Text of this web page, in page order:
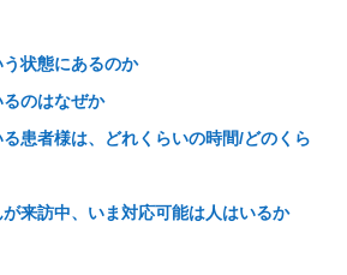
状態にあるのか
のはなぜか
患者様は、どれくらいの時間/どのくら
来訪中、いま対応可能は人はいるか